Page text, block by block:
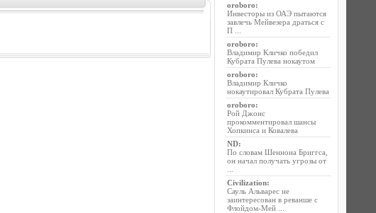
oroboro:
Инвесторы из ОАЭ пытаются
завлечь Мейвезера драться с
П ...
oroboro:
Владимир Кличко победил
Кубрата Пулева нокаутом
oroboro:
Владимир Кличко
нокаутировал Кубрата Пулева
oroboro:
Рой Джонс
прокомментировал шансы
Хопкинса и Ковалева
ND:
По словам Шеннона Бриггса,
он начал получать угрозы от
Civilization:
Сауль Альварес не
заинтересован в реванше с
Флойдом-Мей ...